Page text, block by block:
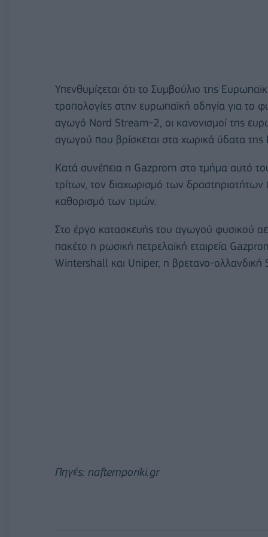
Υπενθυμίζεται ότι το Συμβούλιο της
τροπολογίες στην ευρωπαϊκή οδηγία για το
αγωγό Nord Stream-2, οι κανονισμοί της
αγωγού που βρίσκεται στα χωρικά ύδατα της
Κατά συνέπεια η Gazprom στο τμήμα αυτό
τρίτων, τον διαχωρισμό των δραστηριοτήτων
καθορισμό των τιμών.
Στο έργο κατασκευής του αγωγού φυσικού
πακέτο η ρωσική πετρελαϊκή εταιρεία
Wintershall και Uniper, η βρετανο-ολλανδική
Πηγές: naftemporiki.gr